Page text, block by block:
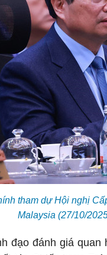
tham dự Hội nghị
Malaysia (27/10/
đạo đánh giá